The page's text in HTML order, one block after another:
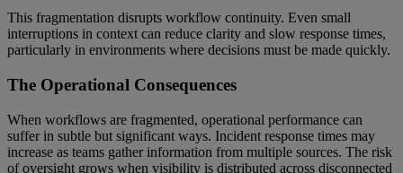
This fragmentation disrupts workflow continuity. Even small
interruptions in context can reduce clarity and slow response times,
particularly in environments where decisions must be made quickly.
The Operational Consequences
When workflows are fragmented, operational performance can
suffer in subtle but significant ways. Incident response times may
increase as teams gather information from multiple sources. The risk
of oversight grows when visibility is distributed across disconnected